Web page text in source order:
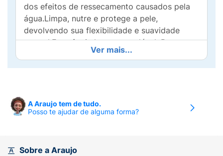
dos efeitos de ressecamento causados pela
água.Limpa, nutre e protege a pele,
devolvendo sua flexibilidade e suavidade
natural.Fragrância leve e agradável. Base
em seguida.
Ver mais...
A Araujo tem de tudo.
Posso te ajudar de alguma forma?
Sobre a Araujo